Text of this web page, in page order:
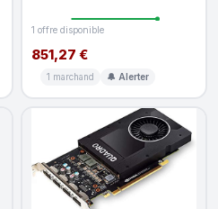
1 offre disponible
851,27 €
1 marchand 🔔 Alerter